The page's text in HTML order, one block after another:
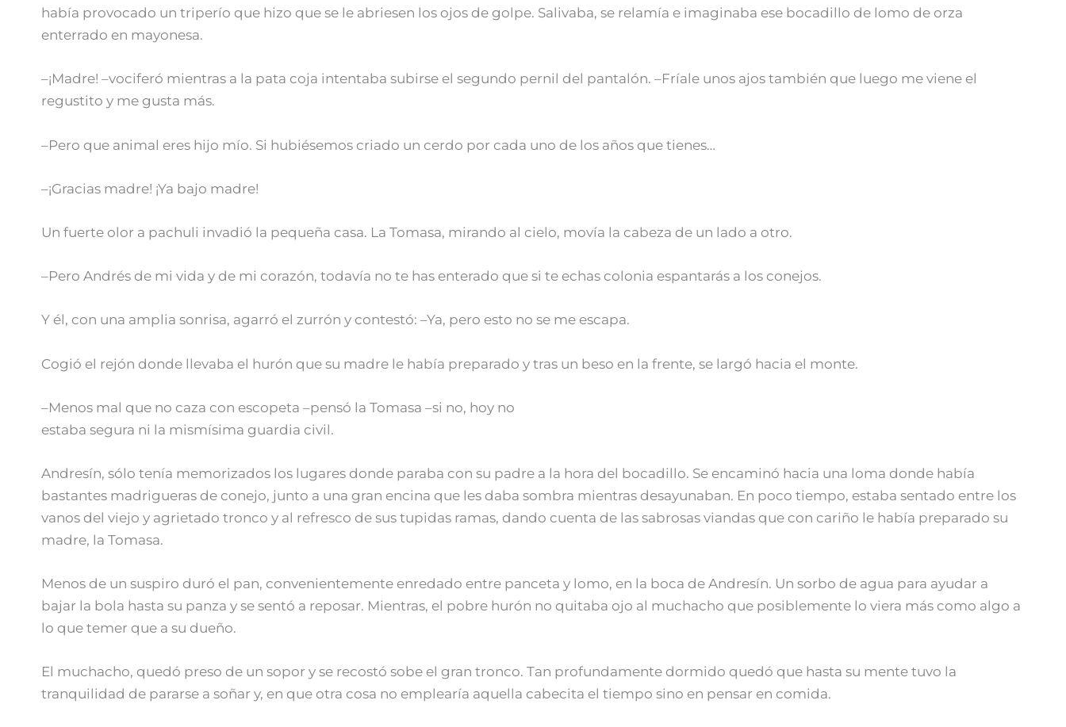
había provocado un triperío que hizo que se le abriesen los ojos de golpe. Salivaba, se relamía e imaginaba ese bocadillo de lomo de orza
enterrado en mayonesa.
–¡Madre! –vociferó mientras a la pata coja intentaba subirse el segundo pernil del pantalón. –Fríale unos ajos también que luego me viene el
regustito y me gusta más.
–Pero que animal eres hijo mío. Si hubiésemos criado un cerdo por cada uno de los años que tienes…
–¡Gracias madre! ¡Ya bajo madre!
Un fuerte olor a pachuli invadió la pequeña casa. La Tomasa, mirando al cielo, movía la cabeza de un lado a otro.
–Pero Andrés de mi vida y de mi corazón, todavía no te has enterado que si te echas colonia espantarás a los conejos.
Y él, con una amplia sonrisa, agarró el zurrón y contestó: –Ya, pero esto no se me escapa.
Cogió el rejón donde llevaba el hurón que su madre le había preparado y tras un beso en la frente, se largó hacia el monte.
–Menos mal que no caza con escopeta –pensó la Tomasa –si no, hoy no
estaba segura ni la mismísima guardia civil.
Andresín, sólo tenía memorizados los lugares donde paraba con su padre a la hora del bocadillo. Se encaminó hacia una loma donde había
bastantes madrigueras de conejo, junto a una gran encina que les daba sombra mientras desayunaban. En poco tiempo, estaba sentado entre los
vanos del viejo y agrietado tronco y al refresco de sus tupidas ramas, dando cuenta de las sabrosas viandas que con cariño le había preparado su
madre, la Tomasa.
Menos de un suspiro duró el pan, convenientemente enredado entre panceta y lomo, en la boca de Andresín. Un sorbo de agua para ayudar a
bajar la bola hasta su panza y se sentó a reposar. Mientras, el pobre hurón no quitaba ojo al muchacho que posiblemente lo viera más como algo a
lo que temer que a su dueño.
El muchacho, quedó preso de un sopor y se recostó sobe el gran tronco. Tan profundamente dormido quedó que hasta su mente tuvo la
tranquilidad de pararse a soñar y, en que otra cosa no emplearía aquella cabecita el tiempo sino en pensar en comida.